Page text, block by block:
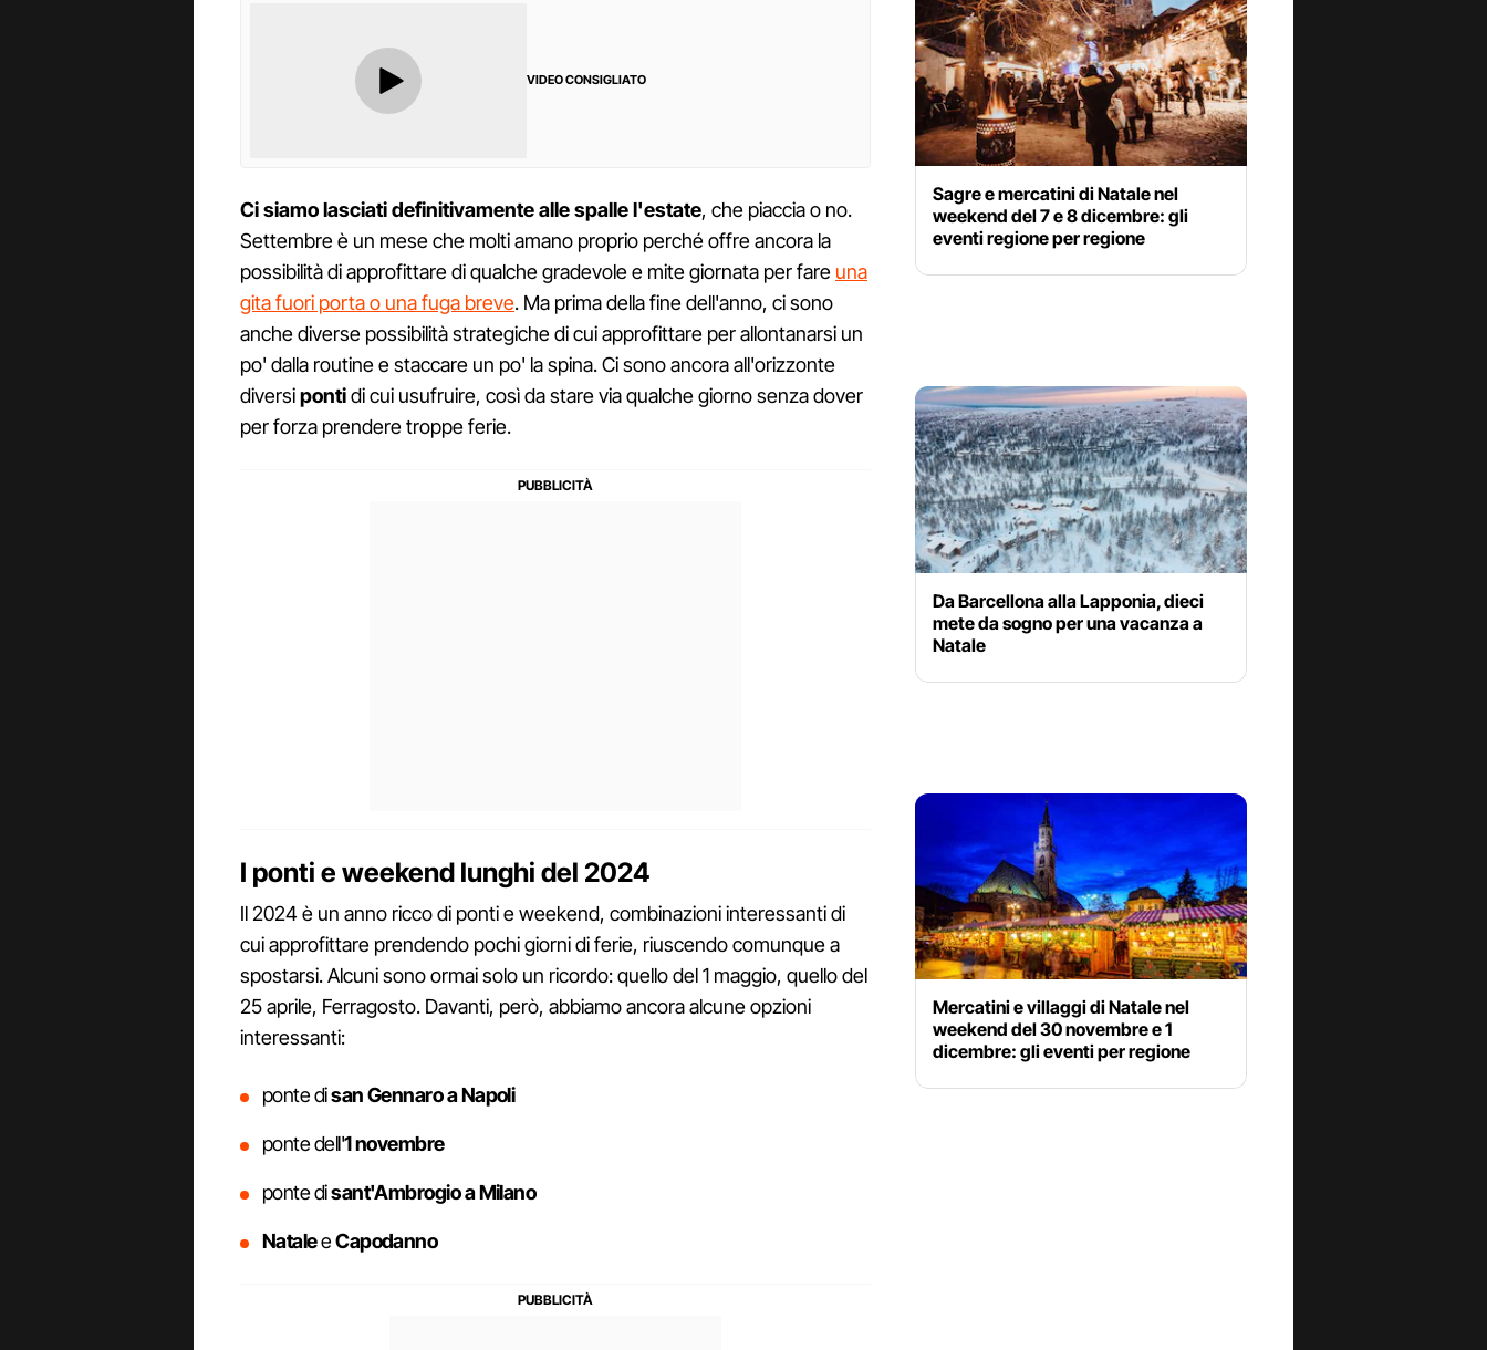
VIDEO CONSIGLIATO
Ci siamo lasciati definitivamente alle spalle l'estate, che piaccia o no.
Settembre è un mese che molti amano proprio perché offre ancora la
possibilità di approfittare di qualche gradevole e mite giornata per fare una
gita fuori porta o una fuga breve. Ma prima della fine dell'anno, ci sono
anche diverse possibilità strategiche di cui approfittare per allontanarsi un
po' dalla routine e staccare un po' la spina. Ci sono ancora all'orizzonte
diversipontidi cui usufruire, così da stare via qualche giorno senza dover
per forza prendere troppe ferie.
I ponti e weekend lunghi del 2024
Il 2024 è un anno ricco di ponti e weekend, combinazioni interessanti di
cui approfittare prendendo pochi giorni di ferie, riuscendo comunque a
spostarsi. Alcuni sono ormai solo un ricordo: quello del 1 maggio, quello del
25 aprile, Ferragosto. Davanti, però, abbiamo ancora alcune opzioni
interessanti:
ponte disan Gennaro a Napoli
ponte dell'1 novembre
ponte disant'Ambrogio a Milano
NataleeCapodanno
Sagre e mercatini di Natale nel
weekend del 7 e 8 dicembre: gli
eventi regione per regione
Da Barcellona alla Lapponia, dieci
mete da sogno per una vacanza a
Natale
Mercatini e villaggi di Natale nel
weekend del 30 novembre e 1
dicembre: gli eventi per regione